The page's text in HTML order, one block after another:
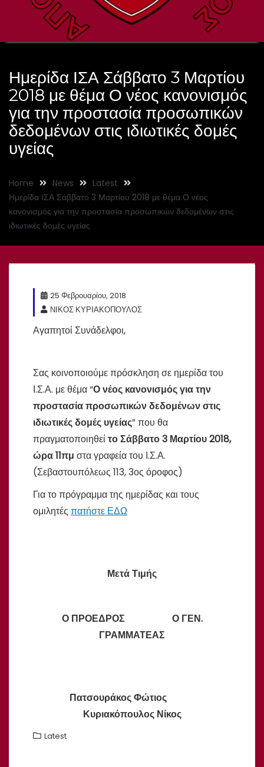
Ημερίδα ΙΣΑ Σάββατο 3 Μαρτίου
2018 με θέμα Ο νέος κανονισμός
για την προστασία προσωπικών
δεδομένων στις ιδιωτικές δομές
υγείας
Home News
Latest
Ημερίδα ΙΣΑ Σάββατο 3 Μαρτίου 2018 με θέμα Ο νέος
κανονισμός για την προστασία προσωπικών δεδομένων στις
ιδιωτικές δομές υγείας
25 Φεβρουαρίου, 2018
ΝΙΚΟΣ ΚΥΡΙΑΚΟΠΟΥΛΟΣ
Αγαπητοί Συνάδελφοι,
Σας κοινοποιούμε πρόσκληση σε ημερίδα του
Ι.Σ.Α. με θέμα “Ο νέος κανονισμός για την
προστασία προσωπικών δεδομένων στις
ιδιωτικές δομές υγείας” που θα
πραγματοποιηθείτο Σάββατο 3 Μαρτίου 2018,
ώρα 11πμ στα γραφεία του Ι.Σ.Α.
(Σεβαστουπόλεως 113, 3ος όροφος)
Για το πρόγραμμα της ημερίδας και τους
ομιλητές πατήστε ΕΔΩ
Μετά Τιμής
Ο ΠΡΟΕΔΡΟΣ Ο ΓΕΝ.
ΓΡΑΜΜΑΤΕΑΣ
Πατσουράκος Φώτιος
Κυριακόπουλος Νίκος
Latest